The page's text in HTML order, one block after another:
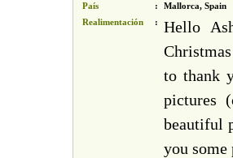
País
:
Mallorca, Spain
Realimentación
:
Hello
to thank
pictures
beautiful
you